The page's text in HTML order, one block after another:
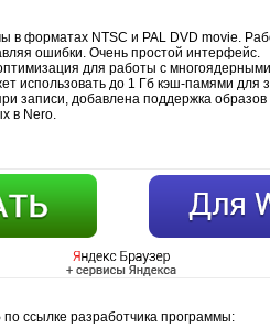
в форматах NTSC и PAL DVD movie.
ошибки. Очень простой интерфейс.
для работы с
использовать до 1 Гб кэш-памями для
записи, добавлена поддержка
в Nero.
по ссылке разработчика программы: